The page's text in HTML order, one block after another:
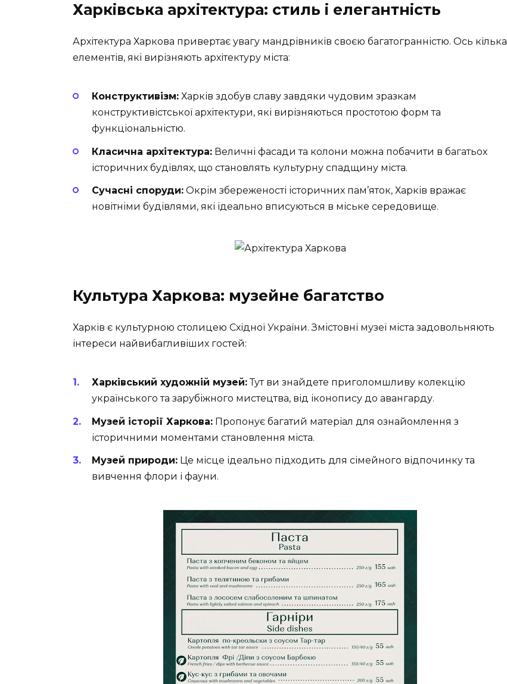
Харківська архітектура: стиль і елегантність
Архітектура Харкова привертає увагу мандрівників своєю багатогранністю. Ось кілька
елементів, які вирізняють архітектуру міста:
Конструктивізм: Харків здобув славу завдяки чудовим зразкам
конструктивістської архітектури, які вирізняються простотою форм та
функціональністю.
Класична архітектура: Величні фасади та колони можна побачити в багатьох
історичних будівлях, що становлять культурну спадщину міста.
Сучасні споруди: Окрім збереженості історичних пам’яток, Харків вражає
новітніми будівлями, які ідеально вписуються в міське середовище.
Культура Харкова: музейне багатство
Харків є культурною столицею Східної України. Змістовні музеї міста задовольняють
інтереси найвибагливіших гостей:
Харківський художній музей:Тут ви знайдете приголомшливу колекцію
українського та зарубіжного мистецтва, від іконопису до авангарду.
Музей історії Харкова: Пропонує багатий матеріал для ознайомлення з
історичними моментами становлення міста.
Музей природи: Це місце ідеально підходить для сімейного відпочинку та
вивчення флори і фауни.